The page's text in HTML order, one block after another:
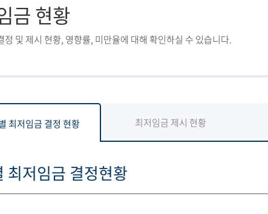
금 현황
정 및 제시 현황, 영향률, 미만율에 대해 확인하실 수 있습니다.
최저임금 결정 현황 최저임금 제시 현황
최저임금 결정현황